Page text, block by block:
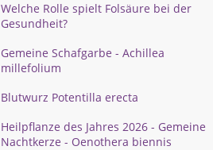
Welche Rolle spielt Folsäure bei der
Gesundheit?
Gemeine Schafgarbe - Achillea
millefolium
Blutwurz Potentilla erecta
Heilpflanze des Jahres 2026 - Gemeine
Nachtkerze - Oenothera biennis